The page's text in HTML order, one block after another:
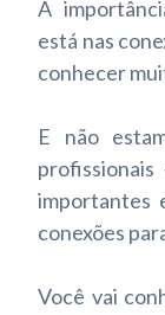
A
está nas
conhecer
E não
importantes
conexões
Você vai